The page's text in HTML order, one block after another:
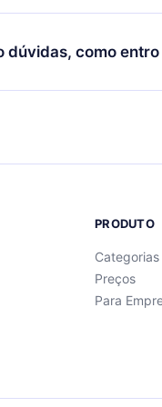
por não renovar
e o próximo ciclo
dúvidas, como
para entrar em contato
PRODUTO
Categorias
Preços
Para